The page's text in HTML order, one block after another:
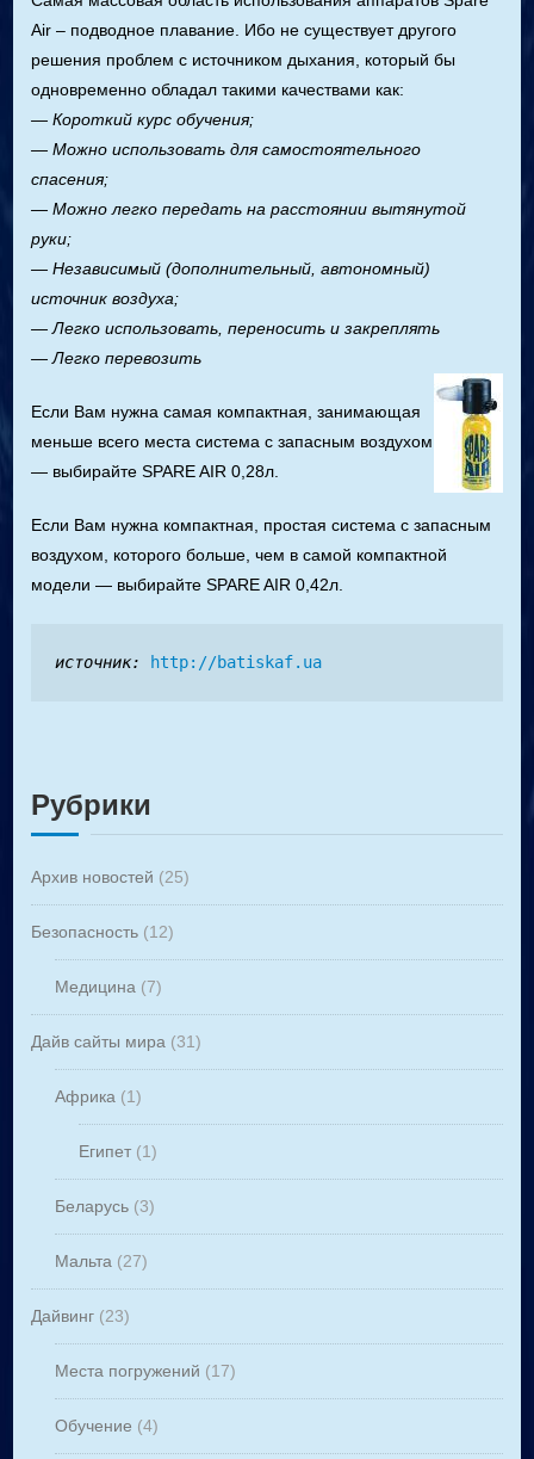
Air – подводное плавание. Ибо не существует другого
решения проблем с источником дыхания, который бы
одновременно обладал такими качествами как:
— Короткий курс обучения;
— Можно использовать для самостоятельного
спасения;
— Можно легко передать на расстоянии вытянутой
руки;
— Независимый (дополнительный, автономный)
источник воздуха;
— Легко использовать, переносить и закреплять
— Легко перевозить
Если Вам нужна самая компактная, занимающая
меньше всего места система с запасным воздухом
— выбирайте SPARE AIR 0,28л.
Если Вам нужна компактная, простая система с запасным
воздухом, которого больше, чем в самой компактной
модели — выбирайте SPARE AIR 0,42л.
источник: http://batiskaf.ua
Рубрики
Архив новостей (25)
Безопасность (12)
Медицина (7)
Дайв сайты мира (31)
Африка (1)
Египет (1)
Беларусь (3)
Мальта (27)
Дайвинг (23)
Места погружений (17)
Обучение (4)